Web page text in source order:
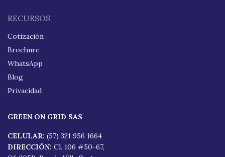
RECURSOS
Cotización
Brochure
WhatsApp
Blog
Privacidad
GREEN ON GRID SAS
CELULAR: (57) 321 956 1664
DIRECCIÓN: Cl. 106 #50-67,